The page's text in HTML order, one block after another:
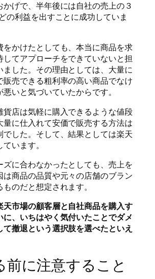
かげで、半年後には自社の売上の３
の利益を出すことに成功していま
をかけたとしても、本当に商品を求
してアプローチをできていないと担
ました。その理由としては、大量に
販売できる粗利率の高い商品でなけ
いと気づいていたからです。
貨店は気軽に購入できるような値段
量に仕入れて安価で販売する方法は
でした。そして、結果としては楽天
います。
ズに合わなかったとしても、売上を
は商品の品質や元々の店舗のブラン
のだと想定されます。
天市場の顧客層と自社商品を購入す
に、いちはやく気付いたことでダメ
て撤退という選択肢を選べたといえ
前に注意すること